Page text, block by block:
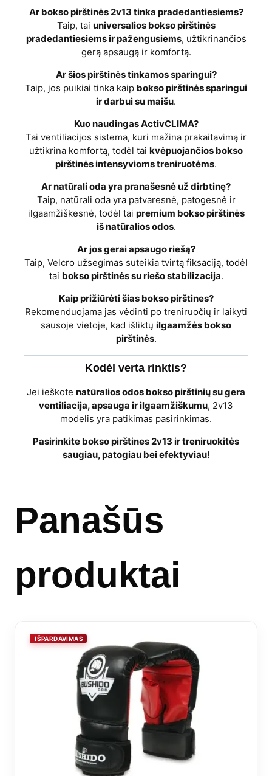
Ar bokso pirštinės 2v13 tinka pradedantiesiems?
Taip, tai universalios bokso pirštinės
pradedantiesiems ir pažengusiems, užtikrinančios
gerą apsaugą ir komfortą.
Ar šios pirštinės tinkamos sparingui?
Taip, jos puikiai tinka kaip bokso pirštinės sparingui
ir darbui su maišu.
Kuo naudingas ActivCLIMA?
Tai ventiliacijos sistema, kuri mažina prakaitavimą ir
užtikrina komfortą, todėl tai kvėpuojančios bokso
pirštinės intensyvioms treniruotėms.
Ar natūrali oda yra pranašesnė už dirbtinę?
Taip, natūrali oda yra patvaresnė, patogesnė ir
ilgaamžiškesnė, todėl tai premium bokso pirštinės
iš natūralios odos.
Ar jos gerai apsaugo riešą?
Taip, Velcro užsegimas suteikia tvirtą fiksaciją, todėl
tai bokso pirštinės su riešo stabilizacija.
Kaip prižiūrėti šias bokso pirštines?
Rekomenduojama jas vėdinti po treniruočių ir laikyti
sausoje vietoje, kad išliktų ilgaamžės bokso
pirštinės.
Kodėl verta rinktis?
Jei ieškote natūralios odos bokso pirštinių su gera
ventiliacija, apsauga ir ilgaamžiškumu, 2v13
modelis yra patikimas pasirinkimas.
Pasirinkite bokso pirštines 2v13 ir treniruokitės
saugiau, patogiau bei efektyviau!
Panašūs
produktai